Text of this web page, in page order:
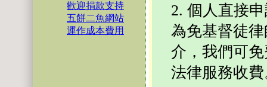
歡迎捐款支持
五餅二魚網站
運作成本費用
2. 個人直接
為免基督徒
介，我們可
法律服務收